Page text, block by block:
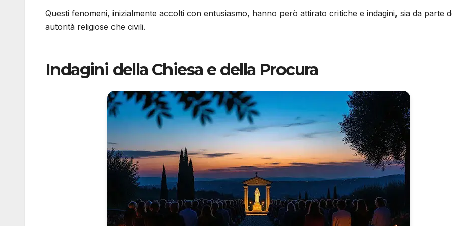
Questi fenomeni, inizialmente accolti con entusiasmo, hanno però attirato critiche e indagini, sia da parte
autorità religiose che civili.
Indagini della Chiesa e della Procura